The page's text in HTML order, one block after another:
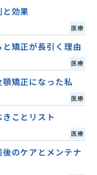
効果
医療
矯正が長引く理由
医療
矯正になった私
医療
ことリスト
医療
のケアとメンテナ